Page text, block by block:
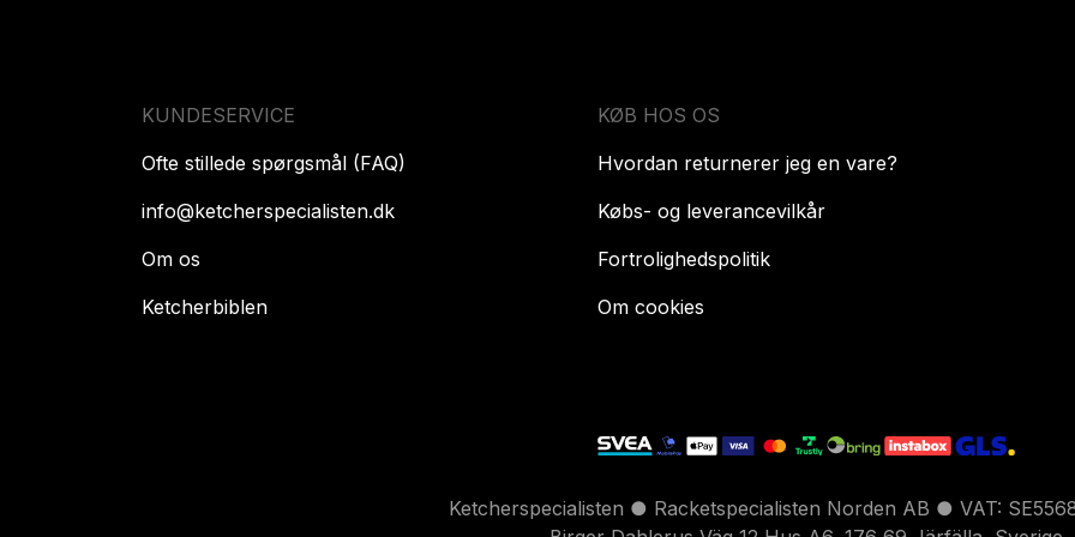
KUNDESERVICE
Ofte stillede spørgsmål (FAQ)
info@ketcherspecialisten.dk
Om os
Ketcherbiblen
KØB HOS OS
Hvordan returnerer jeg en vare?
Købs- og leverancevilkår
Fortrolighedspolitik
Om cookies
Ketcherspecialisten ● Racketspecialisten Norden AB ● VAT: